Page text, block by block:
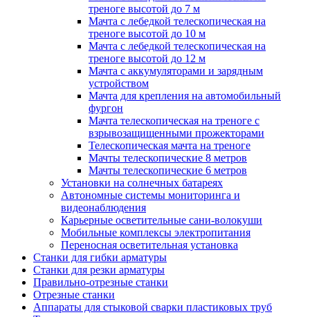
треноге высотой до 7 м
Мачта с лебедкой телескопическая на
треноге высотой до 10 м
Мачта с лебедкой телескопическая на
треноге высотой до 12 м
Мачта с аккумуляторами и зарядным
устройством
Мачта для крепления на автомобильный
фургон
Мачта телескопическая на треноге с
взрывозащищенными прожекторами
Телескопическая мачта на треноге
Мачты телескопические 8 метров
Мачты телескопические 6 метров
Установки на солнечных батареях
Автономные системы мониторинга и
видеонаблюдения
Карьерные осветительные сани-волокуши
Мобильные комплексы электропитания
Переносная осветительная установка
Станки для гибки арматуры
Станки для резки арматуры
Правильно-отрезные станки
Отрезные станки
Аппараты для стыковой сварки пластиковых труб